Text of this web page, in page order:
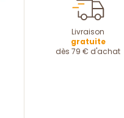
Livraison
gratuite
dès 79 € d'achat